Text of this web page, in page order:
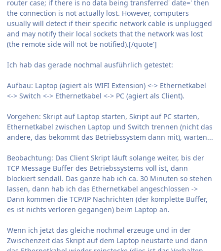
router case; if there is no data being transferred' date=' then
the connection is not actually lost. However, computers
usually will detect if their specific network cable is unplugged
and may notify their local sockets that the network was lost
(the remote side will not be notified).[/quote']
Ich hab das gerade nochmal ausführlich getestet:
Aufbau: Laptop (agiert als WIFI Extension) <-> Ethernetkabel
<-> Switch <-> Ethernetkabel <-> PC (agiert als Client).
Vorgehen: Skript auf Laptop starten, Skript auf PC starten,
Ethernetkabel zwischen Laptop und Switch trennen (nicht das
andere, das bekommt das Betriebssystem dann mit), warten...
Beobachtung: Das Client Skript läuft solange weiter, bis der
TCP Message Buffer des Betriebssystems voll ist, dann
blockiert sendall. Das ganze hab ich ca. 30 Minuten so stehen
lassen, dann hab ich das Ethernetkabel angeschlossen ->
Dann kommen die TCP/IP Nachrichten (der komplette Buffer,
es ist nichts verloren gegangen) beim Laptop an.
Wenn ich jetzt das gleiche nochmal erzeuge und in der
Zwischenzeit das Skript auf dem Laptop neustarte und dann